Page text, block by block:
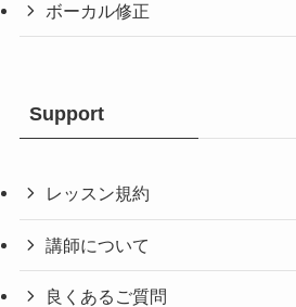
ボーカル修正
Support
レッスン規約
講師について
良くあるご質問